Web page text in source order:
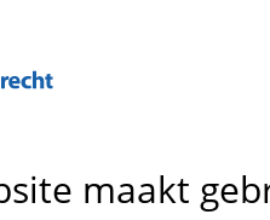
het ziekenhuis
Contact en
maakt